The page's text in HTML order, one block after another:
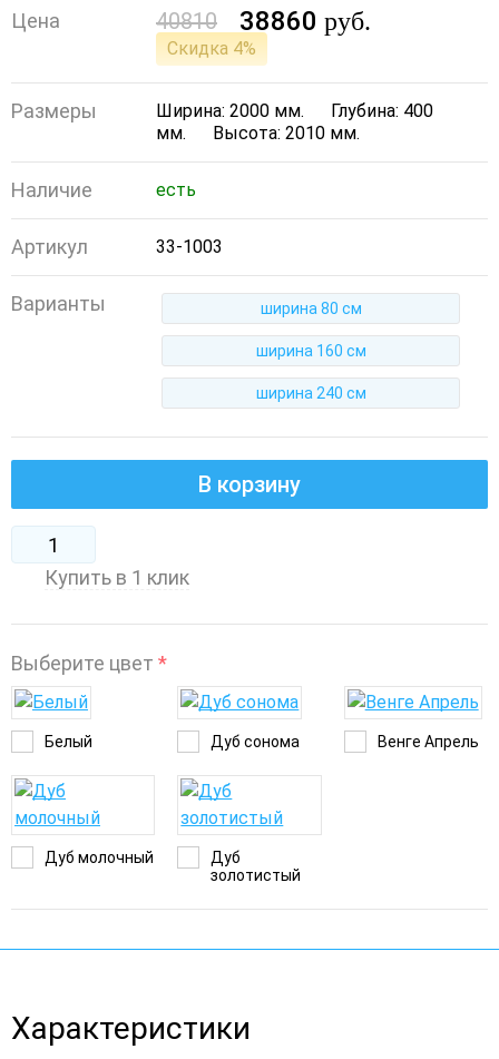
Цена 40810 38860 руб.
Скидка 4%
Размеры Ширина: 2000 мм.
Глубина: 400
мм.
Высота: 2010 мм.
Наличие есть
Артикул 33-1003
Варианты ширина 80 см
ширина 160 см
ширина 240 см
В корзину
Купить в 1 клик
Выберите цвет *
Белый Дуб сонома Венге Апрель
Дуб молочный
Дуб
золотистый
Характеристики